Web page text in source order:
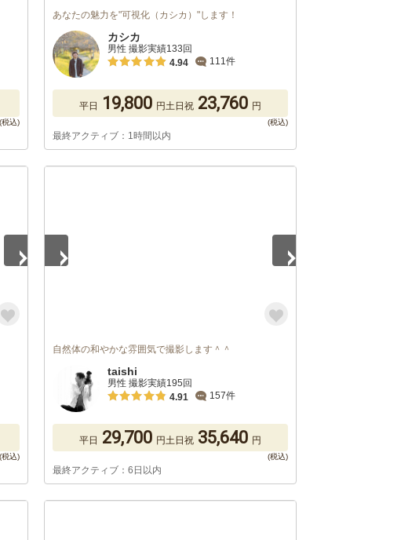
あなたの魅力を"可視化（カシカ）"します！
カシカ
男性 撮影実績133回
4.94
111件
平日 19,800 円土日祝 23,760 円
最終アクティブ：1時間以内
自然体の和やかな雰囲気で撮影します＾＾
taishi
男性 撮影実績195回
4.91
157件
平日 29,700 円土日祝 35,640 円
最終アクティブ：6日以内